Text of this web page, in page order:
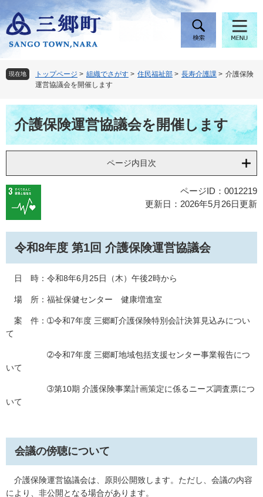
ー
ジ
頭
で
。
ニ
ュ
飛
ば
て
現在地 トップページ > 組織でさがす > 住民福祉部 > 長寿介護課 > 介護保険
運営協議会を開催します
本
文介護保険運営協議会を開催します
ページ内目次
ページID：0012219
更新日：2026年5月26日更新
令和8年度 第1回 介護保険運営協議会
日 時：令和8年6月25日（木）午後2時から
場 所：福祉保健センター 健康増進室
案 件：➀令和7年度 三郷町介護保険特別会計決算見込みについ
て
➁令和7年度 三郷町地域包括支援センター事業報告につ
いて
➂第10期 介護保険事業計画策定に係るニーズ調査票につ
いて
会議の傍聴について
介護保険運営協議会は、原則公開致します。ただし、会議の内容
により、非公開となる場合があります。